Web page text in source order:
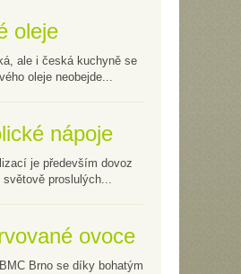
oleje
ale i česká kuchyně se
oleje neobejde...
nápoje
je především dovoz
proslulých...
ovoce
Brno se díky bohatým